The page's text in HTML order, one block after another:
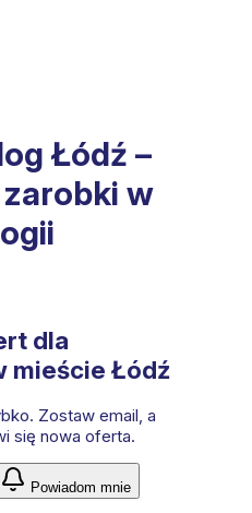
Łódź –
w
dla
mieście Łódź
Zostaw email, a
się nowa oferta.
Powiadom mnie